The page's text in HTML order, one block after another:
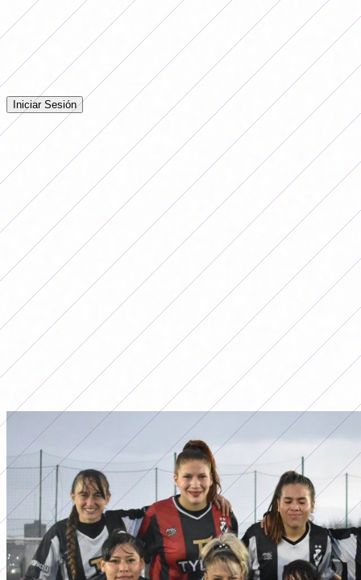
Comentarios
Iniciá sesión para dejar tu comentario en la nota.
Iniciar Sesión
Todavía no hay comentarios. ¡Sé el primero en opinar!
Publicidad
LO MÁS LEÍDO